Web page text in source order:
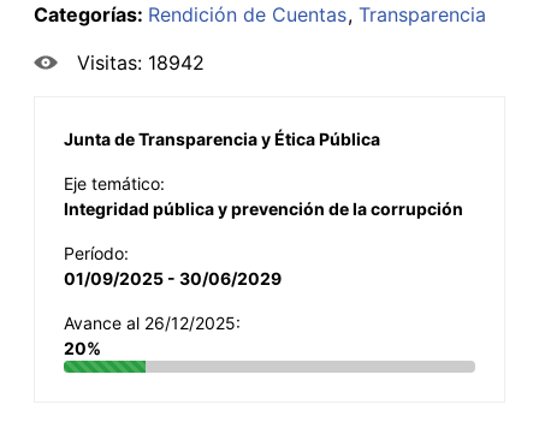
Categorías: Rendición de Cuentas Transparencia
Visitas: 18942
Junta de Transparencia y Ética Pública
Eje temático:
Integridad pública y prevención de la corrupción
Período:
01/09/2025 - 30/06/2029
Avance al 26/12/2025:
20%